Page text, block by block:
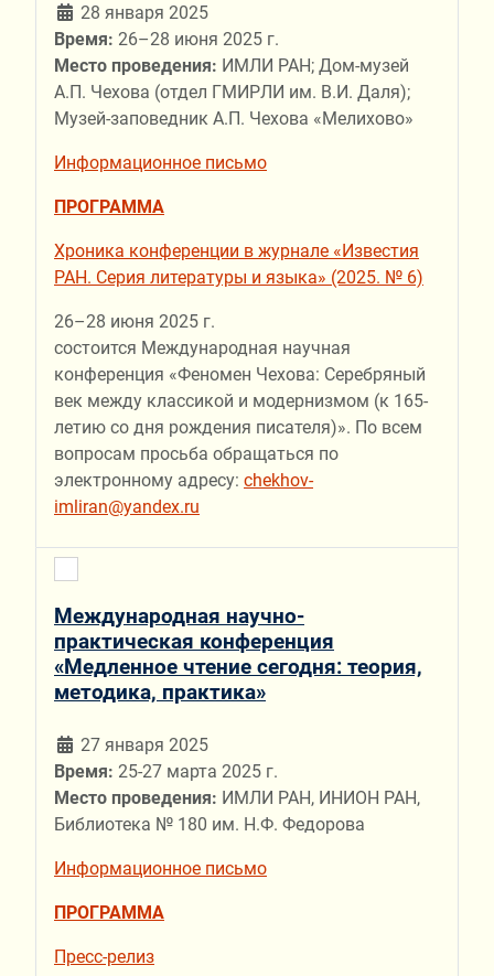
28 января 2025
Время: 26–28 июня 2025 г.
Место проведения: ИМЛИ РАН; Дом-музей
А.П. Чехова (отдел ГМИРЛИ им. В.И. Даля);
Музей-заповедник А.П. Чехова «Мелихово»
Информационное письмо
ПРОГРАММА
Хроника конференции в журнале «Известия
РАН. Серия литературы и языка» (2025. № 6)
26–28 июня 2025 г.
состоится Международная научная
конференция «Феномен Чехова: Серебряный
век между классикой и модернизмом (к 165-
летию со дня рождения писателя)». По всем
вопросам просьба обращаться по
электронному адресу: chekhov-
imliran@yandex.ru
Международная научно-
практическая конференция
«Медленное чтение сегодня: теория,
методика, практика»
27 января 2025
Время: 25-27 марта 2025 г.
Место проведения: ИМЛИ РАН, ИНИОН РАН,
Библиотека № 180 им. Н.Ф. Федорова
Информационное письмо
ПРОГРАММА
Пресс-релиз